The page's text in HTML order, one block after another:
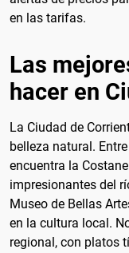
en las tarifas.
Las
hacer en
La Ciudad de
belleza natural.
encuentra la
impresionantes del
Museo de Bellas
en la cultura local.
regional, con platos